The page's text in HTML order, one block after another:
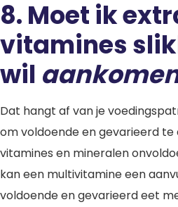
8. Moet ik
vitamines
wil
Dat hangt af van je
om voldoende en gevarieerd te
vitamines en mineralen
kan een multivitamine een
voldoende en gevarieerd eet